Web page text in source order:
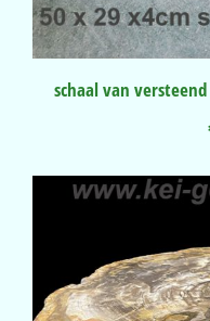
schaal van